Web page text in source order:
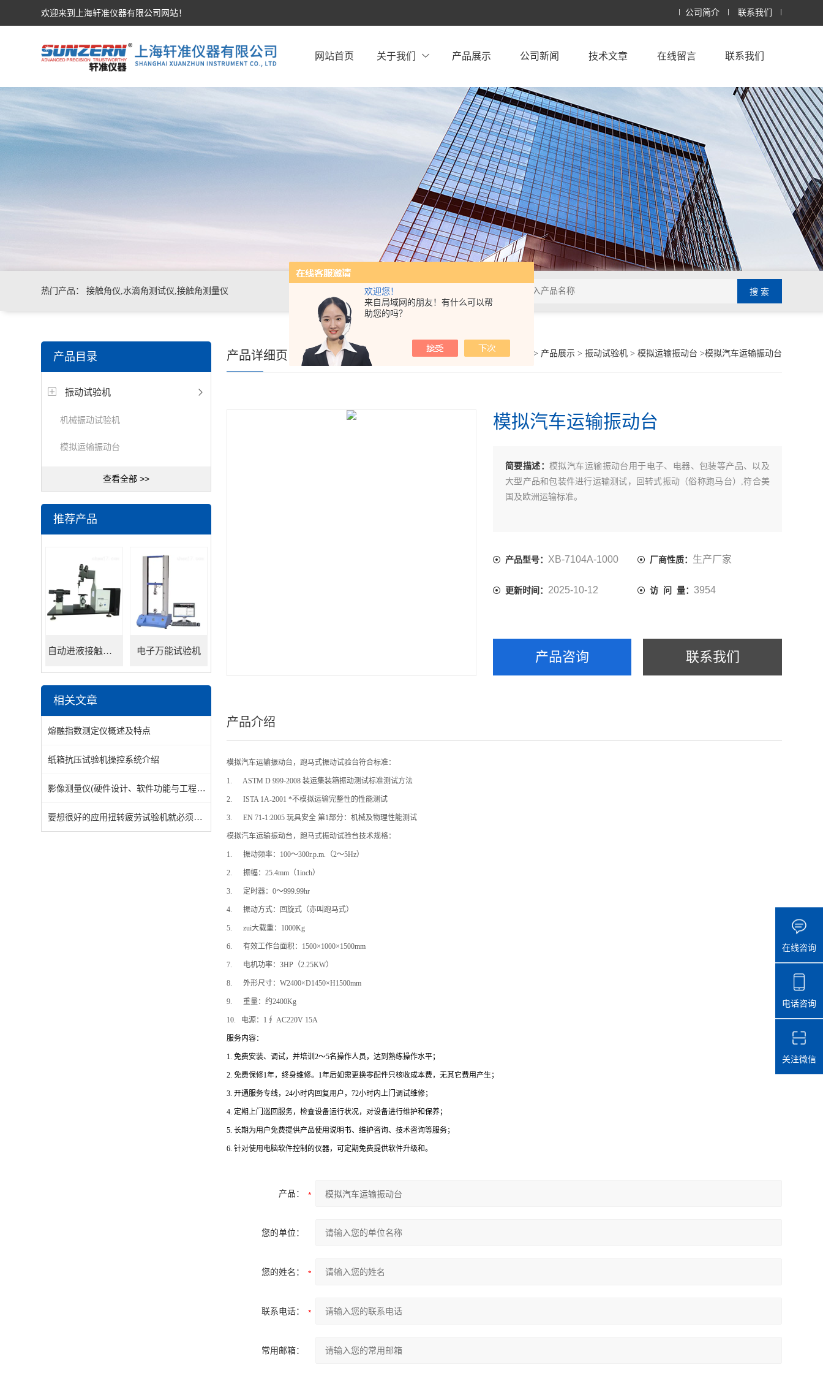
欢迎您！
来自局域网的朋友！有什么可以帮
助您的吗？
欢迎来到上海轩准仪器有限公司网站！ 公司简介 联系我们
网站首页 关于我们 产品展示 公司新闻 技术文章 在线留言 联系我们
热门产品： 接触角仪,水滴角测试仪,接触角测量仪
产品目录
振动试验机
机械振动试验机
模拟运输振动台
查看全部 >>
推荐产品
自动进液接触角测量仪 电子万能试验机
相关文章
熔融指数测定仪概述及特点
纸箱抗压试验机操控系统介绍
影像测量仪(硬件设计、软件功能与工程实践)
要想很好的应用扭转疲劳试验机就必须足够的了解它
你的位置： > 产品展示> 振动试验机> 模拟运输振动台 >模拟汽车运输振动台
产品详细页
模拟汽车运输振动台
简要描述：模拟汽车运输振动台用于电子、电器、包装等产品、以及
大型产品和包装件进行运输测试，回转式振动（俗称跑马台）,符合美
国及欧洲运输标准。
产品型号：XB-7104A-1000 厂商性质： 生产厂家
更新时间： 2025-10-12 访 问 量： 3954
产品咨询 联系我们
产品介绍
模拟汽车运输振动台，跑马式振动试验台符合标准：
1. ASTM D 999-2008 装运集装箱振动测试标准测试方法
2. ISTA 1A-2001 *不模拟运输完整性的性能测试
3. EN 71-1:2005 玩具安全 第1部分：机械及物理性能测试
模拟汽车运输振动台，跑马式振动试验台技术规格：
1. 振动频率：100～300r.p.m.（2～5Hz）
2. 振幅：25.4mm（1inch）
3. 定时器：0～999.99hr
4. 振动方式：回旋式（亦叫跑马式）
5. zui大载重：1000Kg
6. 有效工作台面积：1500×1000×1500mm
7. 电机功率：3HP（2.25KW）
8. 外形尺寸：W2400×D1450×H1500mm
9. 重量：约2400Kg
10. 电源：1∮ AC220V 15A
服务内容：
1. 免费安装、调试，并培训2～5名操作人员，达到熟练操作水平；
2. 免费保修1年，终身维修。1年后如需更换零配件只核收成本费，无其它费用产生；
3. 开通服务专线，24小时内回复用户，72小时内上门调试维修；
4. 定期上门巡回服务，检查设备运行状况，对设备进行维护和保养；
5. 长期为用户免费提供产品使用说明书、维护咨询、技术咨询等服务；
6. 针对使用电脑软件控制的仪器，可定期免费提供软件升级和。
产品：
您的单位：
您的姓名：
联系电话：
常用邮箱：
在线咨询
电话咨询
关注微信